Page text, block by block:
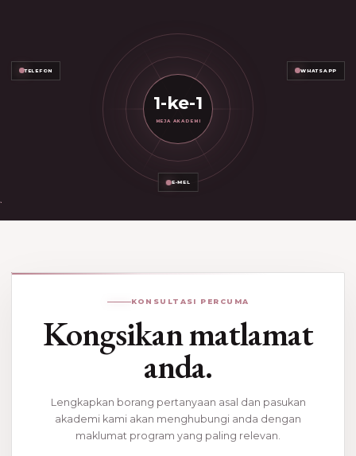
1-ke-1
MEJA AKADEMI
TELEFON WHATSAPP
E-MEL
KONSULTASI PERCUMA
Kongsikan matlamat
anda.
Lengkapkan borang pertanyaan asal dan pasukan
akademi kami akan menghubungi anda dengan
maklumat program yang paling relevan.